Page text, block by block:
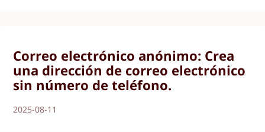
Correo electrónico anónimo: Crea
una dirección de correo electrónico
sin número de teléfono.
2025-08-11